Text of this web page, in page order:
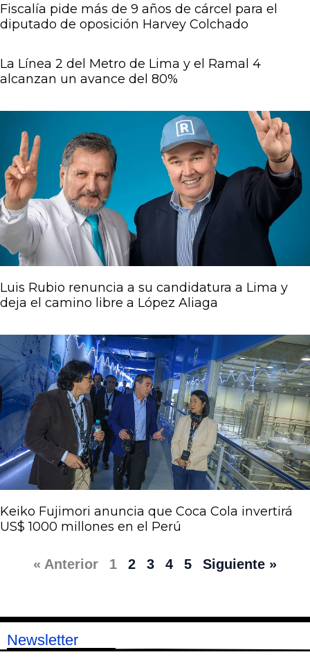
Fiscalía pide más de 9 años de cárcel para el
diputado de oposición Harvey Colchado
La Línea 2 del Metro de Lima y el Ramal 4
alcanzan un avance del 80%
Luis Rubio renuncia a su candidatura a Lima y
deja el camino libre a López Aliaga
Keiko Fujimori anuncia que Coca Cola invertirá
US$ 1000 millones en el Perú
« Anterior 1 2 3 4 5 Siguiente »
Newsletter